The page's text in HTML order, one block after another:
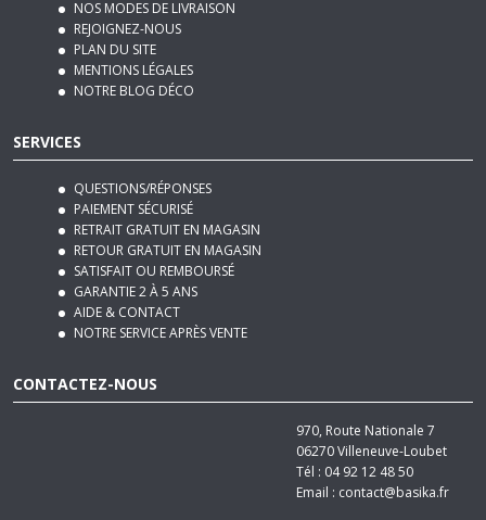
MENTIONS LÉGALES
NOTRE BLOG DÉCO
SERVICES
QUESTIONS/RÉPONSES
PAIEMENT SÉCURISÉ
RETRAIT GRATUIT EN MAGASIN
RETOUR GRATUIT EN MAGASIN
SATISFAIT OU REMBOURSÉ
GARANTIE 2 À 5 ANS
AIDE & CONTACT
NOTRE SERVICE APRÈS VENTE
CONTACTEZ-NOUS
06270Villeneuve-Loubet
Tél : 04 92 12 48 50
Email :contact@basika.fr